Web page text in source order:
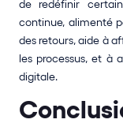
de redéfinir
continue, alimenté
des retours, aide à
les processus, et à
digitale.